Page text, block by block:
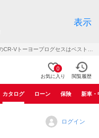
表示
0
お気に入り 閲覧履歴
カタログ ローン 保険 新車・
ログイン